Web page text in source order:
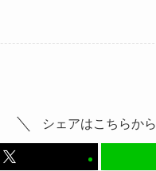
シェアはこちらから